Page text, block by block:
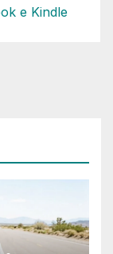
e Kindle